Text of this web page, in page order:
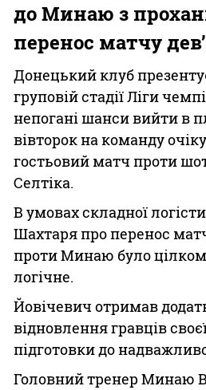
до Минаю з
перенос матчу
Донецький клуб
груповій стадії Ліги
непогані шанси вийти в
вівторок на команду
гостьовий матч проти
Селтіка.
В умовах складної
Шахтаря про перенос
проти Минаю було цілком
логічне.
Йовічевич отримав
відновлення гравців
підготовки до
Головний тренер Минаю